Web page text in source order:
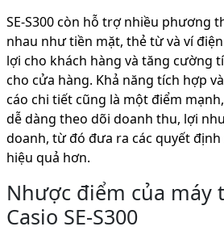
SE-S300 còn hỗ trợ nhiều phương
nhau như tiền mặt, thẻ từ và ví
lợi cho khách hàng và tăng cường
cho cửa hàng. Khả năng tích hợp
cáo chi tiết cũng là một điểm
dễ dàng theo dõi doanh thu, lợi
doanh, từ đó đưa ra các quyết định
hiệu quả hơn.
Nhược điểm của máy
Casio SE-S300